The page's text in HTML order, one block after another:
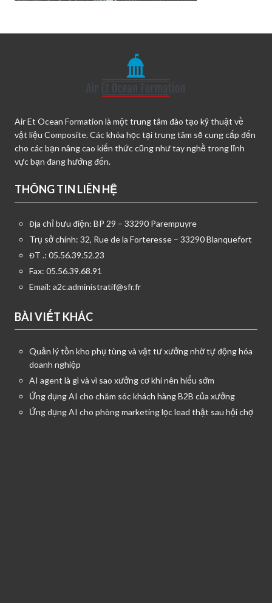
Air Et Ocean Formation là một trung tâm đào tạo kỹ thuật về
vật liệu Composite. Các khóa học tại trung tâm sẽ cung cấp đến
cho các bạn nâng cao kiến thức cũng như tay nghề trong lĩnh
vực bạn đang hướng đến.
THÔNG TIN LIÊN HỆ
Địa chỉ bưu điện: BP 29 – 33290 Parempuyre
Trụ sở chính: 32, Rue de la Forteresse – 33290 Blanquefort
ĐT .: 05.56.39.52.23
Fax: 05.56.39.68.91
Email: a2c.administratif@sfr.fr
BÀI VIẾT KHÁC
Quản lý tồn kho phụ tùng và vật tư xưởng nhờ tự động hóa
doanh nghiệp
AI agent là gì và vì sao xưởng cơ khí nên hiểu sớm
Ứng dụng AI cho chăm sóc khách hàng B2B của xưởng
Ứng dụng AI cho phòng marketing lọc lead thật sau hội chợ